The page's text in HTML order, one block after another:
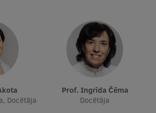
kursi
pilnveides kursi
celšanas kursi
Docētāja
Prof. Ingrīda Čēma
Docētāja